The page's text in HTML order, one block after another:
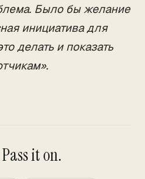
Было бы желание
инициатива для
делать и показать
it on.